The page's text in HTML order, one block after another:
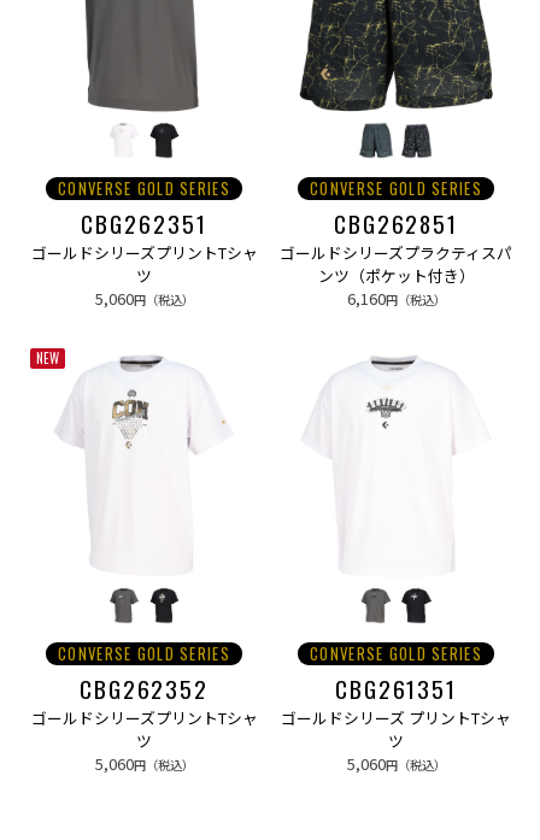
CONVERSE GOLD SERIES
CBG262351
ゴールドシリーズプリントTシャ
ツ
5,060円（税込）
CONVERSE GOLD SERIES
CBG262851
ゴールドシリーズプラクティスパ
ンツ（ポケット付き）
6,160円（税込）
NEW
CONVERSE GOLD SERIES
CBG262352
ゴールドシリーズプリントTシャ
ツ
5,060円（税込）
CONVERSE GOLD SERIES
CBG261351
ゴールドシリーズ プリントTシャ
ツ
5,060円（税込）